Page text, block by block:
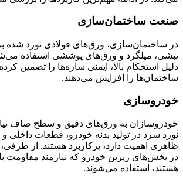
صنعت ساختمان‌سازی
در ساختمان‌سازی، ورق‌های فولادی نورد شده
نبشی، میلگرد و ورق‌های پوششی استفاده
دلیل استحکام بالا، ایمنی سازه‌ها را تضمین
ساختمان‌ها را افزایش می‌دهند.
خودروسازی
خودروسازان به ورق‌های دقیق و سطح صاف
نورد سرد در تولید بدنه خودرو، قطعات داخلی
ظاهری اهمیت دارد، پرکاربرد هستند. از
در بخش‌های زیرین خودرو که نیازمند مقاومت
هستند، استفاده می‌شوند.